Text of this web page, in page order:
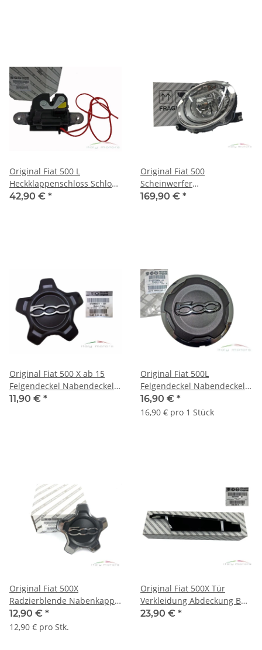
Original Fiat 500 L
Heckklappenschloss Schloss
Verriegelung Heckklappe
42,90 € *
Original Fiat 500
Scheinwerfer
Frontscheinwerfer Halogen
169,90 € *
Original Fiat 500 X ab 15
Felgendeckel Nabendeckel
Nabenkappe 16 Zoll
11,90 € *
Original Fiat 500L
Felgendeckel Nabendeckel
chrom schwarz 735576964
735562241
16,90 € *
16,90 € pro 1 Stück
Original Fiat 500X
Radzierblende Nabenkappe
Nabendeckel Verchromt
735626312
12,90 € *
12,90 € pro Stk.
Original Fiat 500X Tür
Verkleidung Abdeckung B
Säule Blende links 51939968
23,90 € *